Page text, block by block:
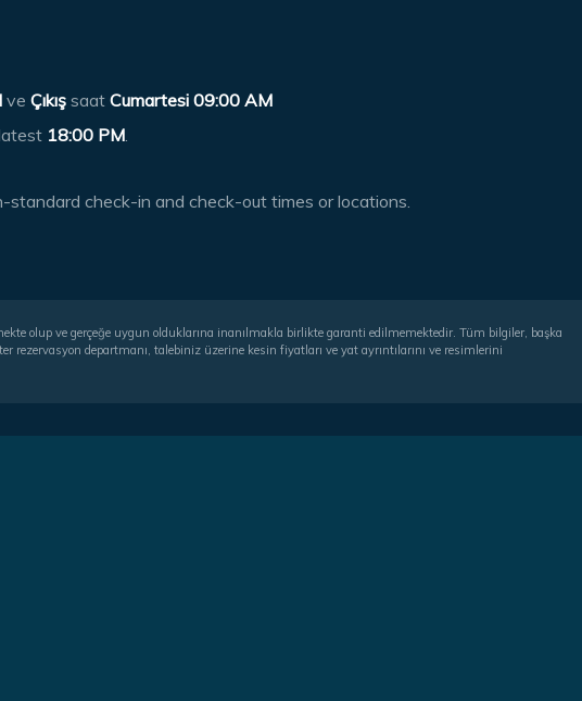
ve Çıkış saat Cumartesi 09:00 AM
18:00 PM.
check-in and check-out times or locations.
olup ve gerçeğe uygun olduklarına inanılmakla birlikte garanti edilmemektedir. Tüm bilgiler, başka
departmanı, talebiniz üzerine kesin fiyatları ve yat ayrıntılarını ve resimlerini